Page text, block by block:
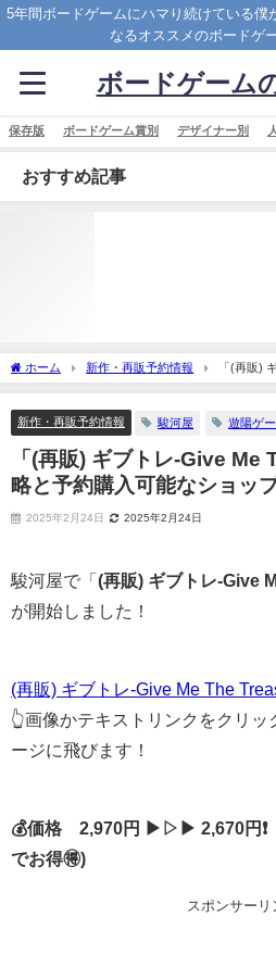
5年間ボードゲームにハマり続けている僕
なるオススメのボードゲ
ボードゲーム
保存版 ボードゲーム賞別 デザイナー別
おすすめ記事
ホーム 新作・再販予約情報
「(再販)
概略と予約購入可能なショップ紹介！
新作・再販予約情報 駿河屋 遊陽ゲ
「(再販) ギブトレ-Give
略と予約購入可能なショッ
2025年2月24日 2025年2月24日
駿河屋で「 (再販) ギブトレ-Give
が開始しました！
(再販) ギブトレ-Give Me The
👆画像かテキストリンクをクリ
ージに飛びます！
💰価格 2,970円 ▶▷▶ 2,670円❗
でお得🉐)
スポンサーリ